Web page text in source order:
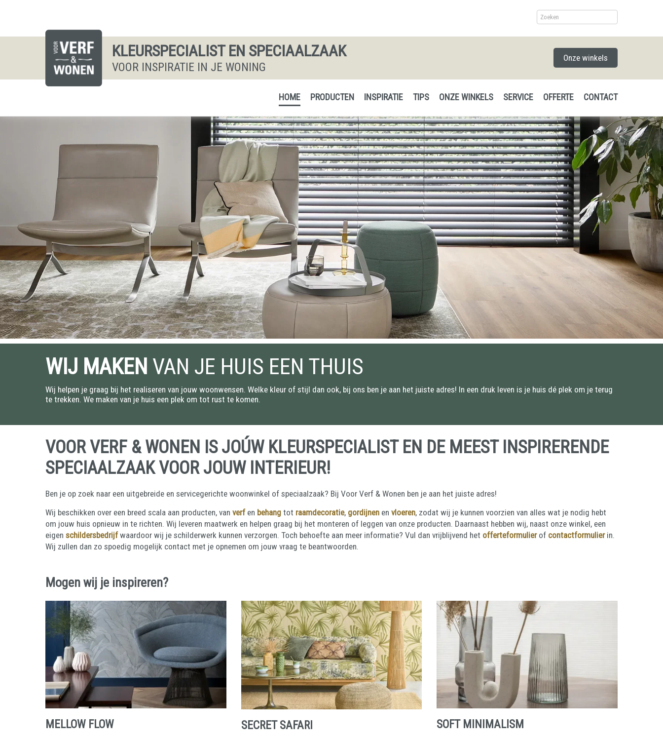
KLEURSPECIALIST EN SPECIAALZAAK
VOOR INSPIRATIE IN JE WONING
Onze winkels
HOME PRODUCTEN INSPIRATIE TIPS ONZE WINKELS SERVICE OFFERTE CONTACT
WIJ MAKEN VAN JE HUIS EEN THUIS
Wij helpen je graag bij het realiseren van jouw woonwensen. Welke kleur of stijl dan ook, bij ons ben je aan het juiste adres! In een druk leven is je huis dé plek om je terug
te trekken. We maken van je huis een plek om tot rust te komen.
VOOR VERF & WONEN IS JOÚW KLEURSPECIALIST EN DE MEEST INSPIRERENDE
SPECIAALZAAK VOOR JOUW INTERIEUR!
Ben je op zoek naar een uitgebreide en servicegerichte woonwinkel of speciaalzaak? Bij Voor Verf & Wonen ben je aan het juiste adres!
Wij beschikken over een breed scala aan producten, van verfen behang tot raamdecoratie, gordijnen en vloeren, zodat wij je kunnen voorzien van alles wat je nodig hebt
om jouw huis opnieuw in te richten. Wij leveren maatwerk en helpen graag bij het monteren of leggen van onze producten. Daarnaast hebben wij, naast onze winkel, een
eigen schildersbedrijfwaardoor wij je schilderwerk kunnen verzorgen. Toch behoefte aan meer informatie? Vul dan vrijblijvend het offerteformulierof contactformulier in.
Wij zullen dan zo spoedig mogelijk contact met je opnemen om jouw vraag te beantwoorden.
Mogen wij je inspireren?
MELLOW FLOW SECRET SAFARI SOFT MINIMALISM